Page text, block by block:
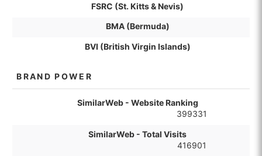
FSRC (St. Kitts & Nevis)
BMA (Bermuda)
BVI (British Virgin Islands)
BRAND POWER
SimilarWeb - Website Ranking
399331
SimilarWeb - Total Visits
416901